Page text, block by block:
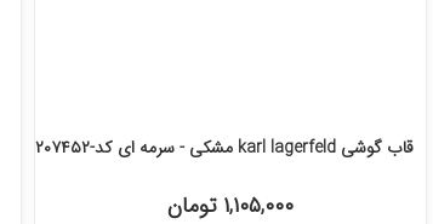
قاب گوشی karl lagerfeld مشکی - سرمه ای کد-۲۰۷۴۵۲
۱,۱۰۵,۰۰۰ تومان